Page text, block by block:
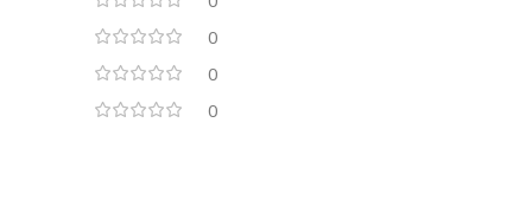
0
0
0